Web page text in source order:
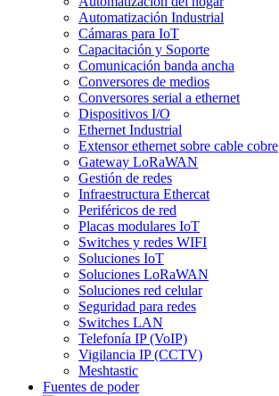
Automatización Industrial
Cámaras para IoT
Capacitación y Soporte
Comunicación banda ancha
Conversores de medios
Conversores serial a ethernet
Dispositivos I/O
Ethernet Industrial
Extensor ethernet sobre cable cobre
Gateway LoRaWAN
Gestión de redes
Infraestructura Ethercat
Periféricos de red
Placas modulares IoT
Switches y redes WIFI
Soluciones IoT
Soluciones LoRaWAN
Soluciones red celular
Seguridad para redes
Switches LAN
Telefonía IP (VoIP)
Vigilancia IP (CCTV)
Meshtastic
Fuentes de poder